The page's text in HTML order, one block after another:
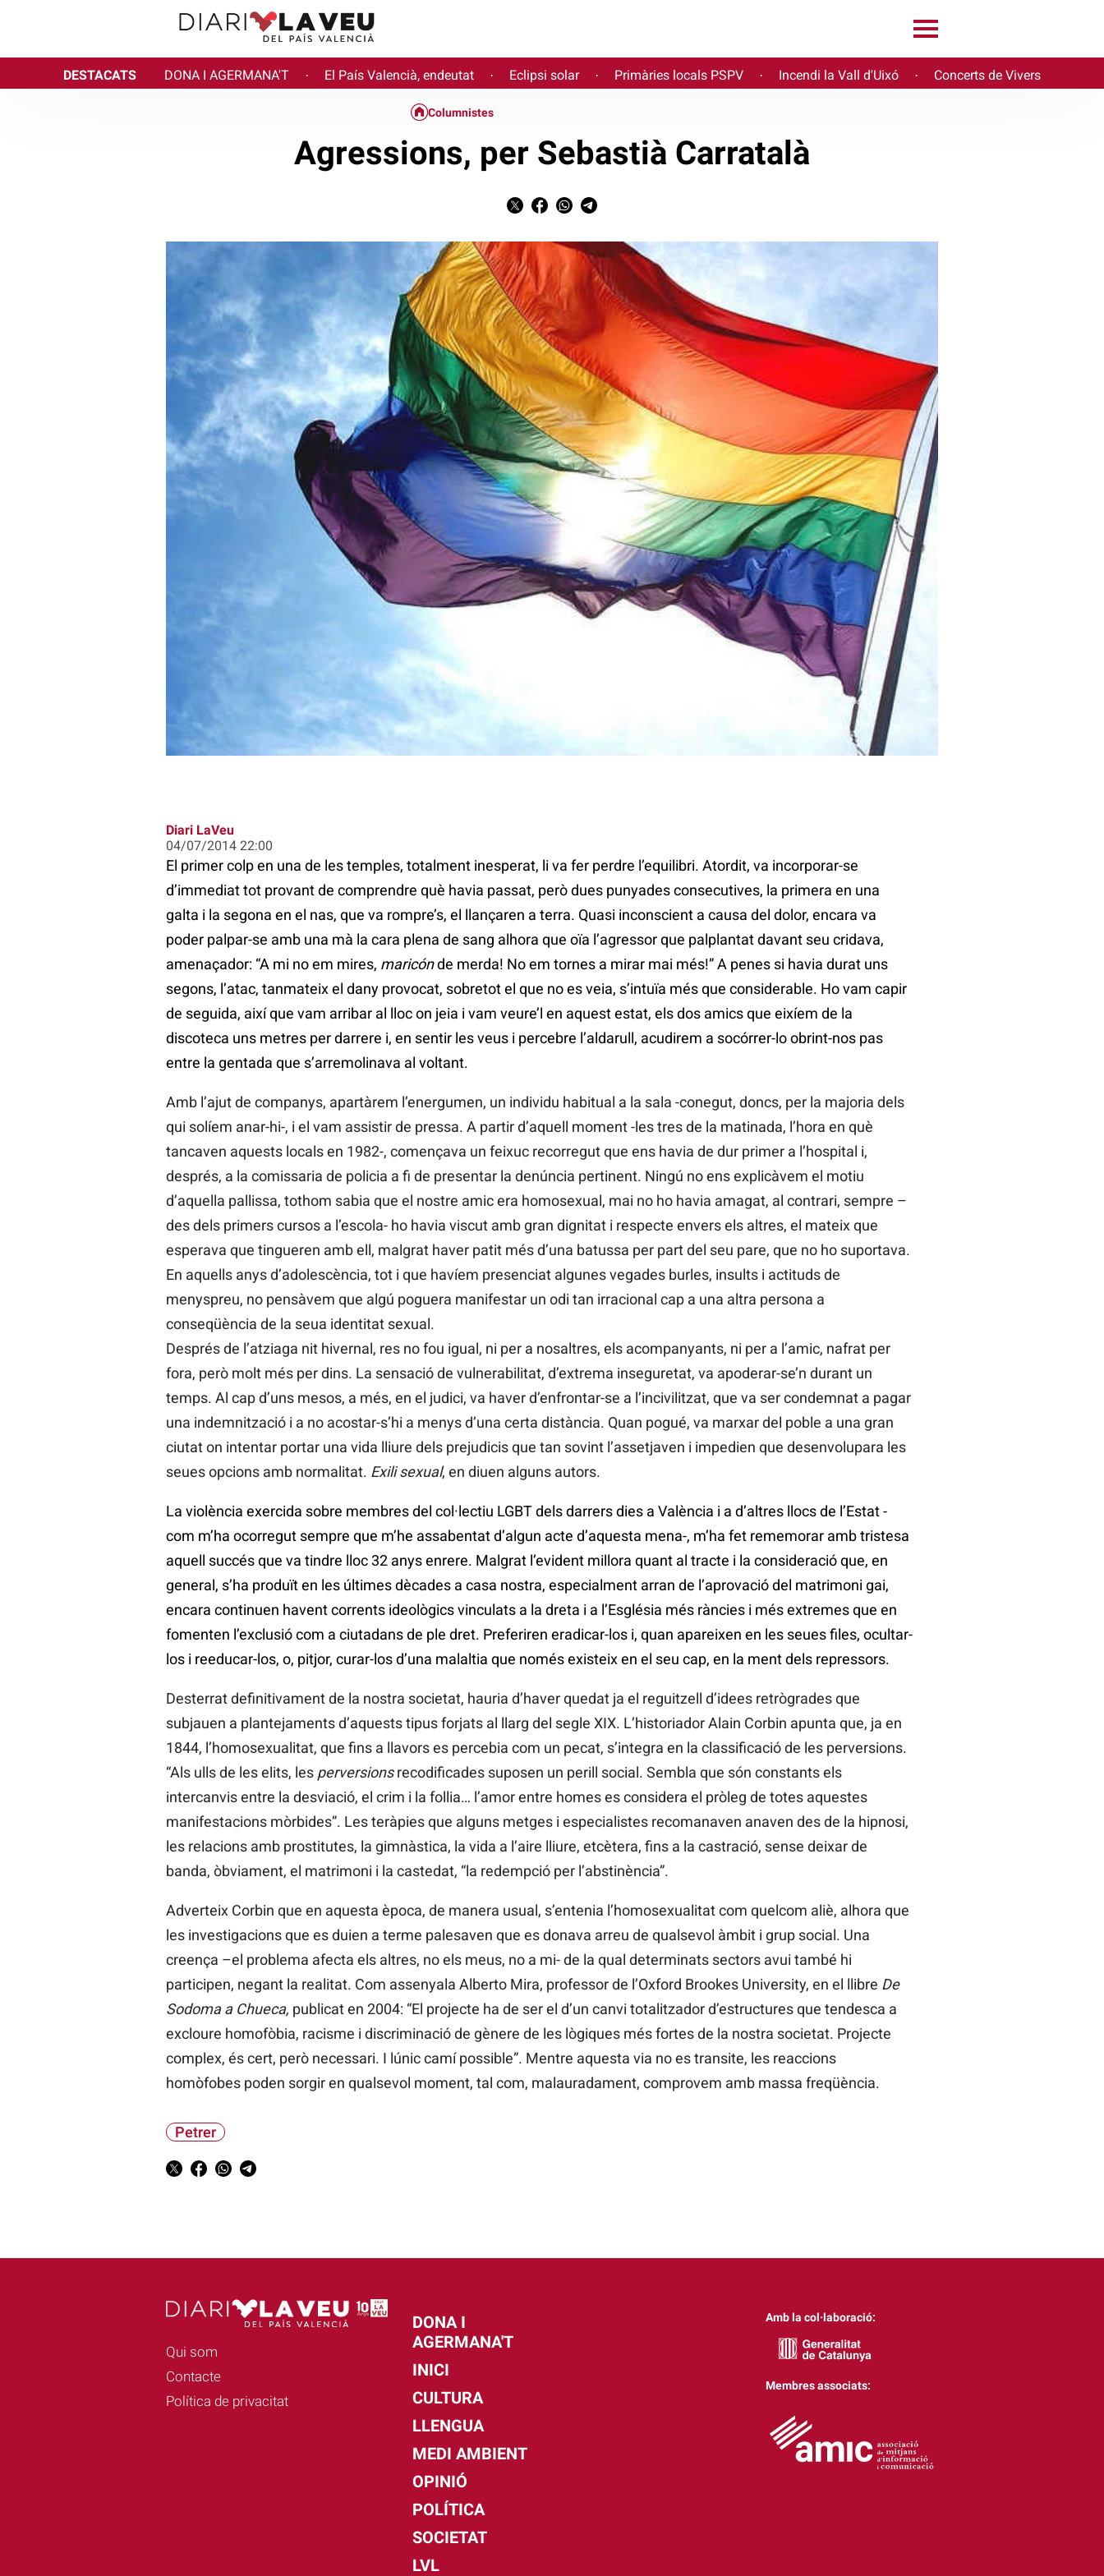
DESTACATS DONA I AGERMANA'T · El País Valencià, endeutat · Eclipsi solar · Primàries locals PSPV · Incendi la Vall d'Uixó · Concerts de Vivers
Columnistes
Agressions, per Sebastià Carratalà
Diari LaVeu
04/07/2014 22:00
El primer colp en una de les temples, totalment inesperat, li va fer perdre l’equilibri. Atordit, va incorporar-se
d’immediat tot provant de comprendre què havia passat, però dues punyades consecutives, la primera en una
galta i la segona en el nas, que va rompre’s, el llançaren a terra. Quasi inconscient a causa del dolor, encara va
poder palpar-se amb una mà la cara plena de sang alhora que oïa l’agressor que palplantat davant seu cridava,
amenaçador: “A mi no em mires, maricónde merda! No em tornes a mirar mai més!” A penes si havia durat uns
segons, l’atac, tanmateix el dany provocat, sobretot el que no es veia, s’intuïa més que considerable. Ho vam capir
de seguida, així que vam arribar al lloc on jeia i vam veure’l en aquest estat, els dos amics que eixíem de la
discoteca uns metres per darrere i, en sentir les veus i percebre l’aldarull, acudirem a socórrer-lo obrint-nos pas
entre la gentada que s’arremolinava al voltant.
Amb l’ajut de companys, apartàrem l’energumen, un individu habitual a la sala -conegut, doncs, per la majoria dels
qui solíem anar-hi-, i el vam assistir de pressa. A partir d’aquell moment -les tres de la matinada, l’hora en què
tancaven aquests locals en 1982-, començava un feixuc recorregut que ens havia de dur primer a l’hospital i,
després, a la comissaria de policia a fi de presentar la denúncia pertinent. Ningú no ens explicàvem el motiu
d’aquella pallissa, tothom sabia que el nostre amic era homosexual, mai no ho havia amagat, al contrari, sempre –
des dels primers cursos a l’escola- ho havia viscut amb gran dignitat i respecte envers els altres, el mateix que
esperava que tingueren amb ell, malgrat haver patit més d’una batussa per part del seu pare, que no ho suportava.
En aquells anys d’adolescència, tot i que havíem presenciat algunes vegades burles, insults i actituds de
menyspreu, no pensàvem que algú poguera manifestar un odi tan irracional cap a una altra persona a
conseqüència de la seua identitat sexual.
Després de l’atziaga nit hivernal, res no fou igual, ni per a nosaltres, els acompanyants, ni per a l’amic, nafrat per
fora, però molt més per dins. La sensació de vulnerabilitat, d’extrema inseguretat, va apoderar-se’n durant un
temps. Al cap d’uns mesos, a més, en el judici, va haver d’enfrontar-se a l’incivilitzat, que va ser condemnat a pagar
una indemnització i a no acostar-s’hi a menys d’una certa distància. Quan pogué, va marxar del poble a una gran
ciutat on intentar portar una vida lliure dels prejudicis que tan sovint l’assetjaven i impedien que desenvolupara les
seues opcions amb normalitat. Exili sexual, en diuen alguns autors.
La violència exercida sobre membres del col·lectiu LGBT dels darrers dies a València i a d’altres llocs de l’Estat -
com m’ha ocorregut sempre que m’he assabentat d’algun acte d’aquesta mena-, m’ha fet rememorar amb tristesa
aquell succés que va tindre lloc 32 anys enrere. Malgrat l’evident millora quant al tracte i la consideració que, en
general, s’ha produït en les últimes dècades a casa nostra, especialment arran de l’aprovació del matrimoni gai,
encara continuen havent corrents ideològics vinculats a la dreta i a l’Església més ràncies i més extremes que en
fomenten l’exclusió com a ciutadans de ple dret. Preferiren eradicar-los i, quan apareixen en les seues files, ocultar-
los i reeducar-los, o, pitjor, curar-los d’una malaltia que només existeix en el seu cap, en la ment dels repressors.
Desterrat definitivament de la nostra societat, hauria d’haver quedat ja el reguitzell d’idees retrògrades que
subjauen a plantejaments d’aquests tipus forjats al llarg del segle XIX. L’historiador Alain Corbin apunta que, ja en
1844, l’homosexualitat, que fins a llavors es percebia com un pecat, s’integra en la classificació de les perversions.
“Als ulls de les elits, les perversionsrecodificades suposen un perill social. Sembla que són constants els
intercanvis entre la desviació, el crim i la follia… l’amor entre homes es considera el pròleg de totes aquestes
manifestacions mòrbides”. Les teràpies que alguns metges i especialistes recomanaven anaven des de la hipnosi,
les relacions amb prostitutes, la gimnàstica, la vida a l’aire lliure, etcètera, fins a la castració, sense deixar de
banda, òbviament, el matrimoni i la castedat, “la redempció per l’abstinència”.
Adverteix Corbin que en aquesta època, de manera usual, s’entenia l’homosexualitat com quelcom aliè, alhora que
les investigacions que es duien a terme palesaven que es donava arreu de qualsevol àmbit i grup social. Una
creença –el problema afecta els altres, no els meus, no a mi- de la qual determinats sectors avui també hi
participen, negant la realitat. Com assenyala Alberto Mira, professor de l’Oxford Brookes University, en el llibre De
Sodoma a Chueca, publicat en 2004: “El projecte ha de ser el d’un canvi totalitzador d’estructures que tendesca a
excloure homofòbia, racisme i discriminació de gènere de les lògiques més fortes de la nostra societat. Projecte
complex, és cert, però necessari. I lúnic camí possible”. Mentre aquesta via no es transite, les reaccions
homòfobes poden sorgir en qualsevol moment, tal com, malauradament, comprovem amb massa freqüència.
Petrer
Qui som
Contacte
Política de privacitat
DONA I
AGERMANA'T
INICI
CULTURA
LLENGUA
MEDI AMBIENT
OPINIÓ
POLÍTICA
SOCIETAT
LVL
Amb la col·laboració:
Membres associats: